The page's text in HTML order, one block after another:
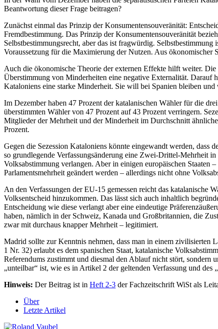
Beantwortung dieser Frage beitragen?
Zunächst einmal das Prinzip der Konsumentensouveränität:
Fremdbestimmung. Das Prinzip der Konsumentensouveränität
Selbstbestimmungsrecht, aber das ist fragwürdig.
Voraussetzung für die Maximierung der Nutzen. Aus ökonomischer
Auch die ökonomische Theorie der externen Effekte hilft weiter.
Überstimmung von Minderheiten eine negative Externalität. Darauf
Kataloniens eine starke Minderheit. Sie will bei Spanien bleiben
Im Dezember haben 47 Prozent der katalanischen Wähler für die
überstimmten Wähler von 47 Prozent auf 43 Prozent verringern.
Mitglieder der Mehrheit und der Minderheit im Durchschnitt
Prozent.
Gegen die Sezession Kataloniens könnte eingewandt werden, dass
so grundlegende Verfassungsänderung eine Zwei-Drittel-Mehrheit
Volksabstimmung verlangen. Aber in einigen europäischen
Parlamentsmehrheit geändert werden – allerdings nicht ohne
An den Verfassungen der EU-15 gemessen reicht das katalanische
Volksentscheid hinzukommen. Das lässt sich auch inhaltlich
Entscheidung wie diese verlangt aber eine eindeutige
haben, nämlich in der Schweiz, Kanada und Großbritannien, die
zwar mit durchaus knapper Mehrheit – legitimiert.
Madrid sollte zur Kenntnis nehmen, dass man in einem zivilisierten
1 Nr. 32) erlaubt es dem spanischen Staat, katalanische
Referendums zustimmt und diesmal den Ablauf nicht stört, sondern
„unteilbar“ ist, wie es in Artikel 2 der geltenden Verfassung und des
Hinweis: Der Beitrag ist in Heft 2-3 der Fachzeitschrift WiSt als
Über
Letzte Artikel